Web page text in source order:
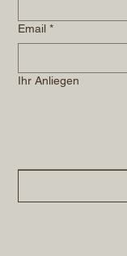
Email *
Ihr Anliegen